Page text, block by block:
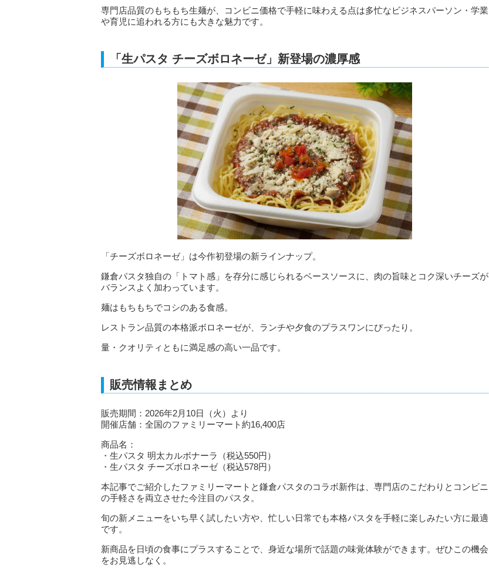
専門店品質のもちもち生麺が、コンビニ価格で手軽に味わえる点は多忙なビジネスパーソン・学業
や育児に追われる方にも大きな魅力です。
「生パスタ チーズボロネーゼ」新登場の濃厚感
「チーズボロネーゼ」は今作初登場の新ラインナップ。
鎌倉パスタ独自の「トマト感」を存分に感じられるベースソースに、肉の旨味とコク深いチーズが
バランスよく加わっています。
麺はもちもちでコシのある食感。
レストラン品質の本格派ボロネーゼが、ランチや夕食のプラスワンにぴったり。
量・クオリティともに満足感の高い一品です。
販売情報まとめ
販売期間：2026年2月10日（火）より
開催店舗：全国のファミリーマート約16,400店
商品名：
・生パスタ 明太カルボナーラ（税込550円）
・生パスタ チーズボロネーゼ（税込578円）
本記事でご紹介したファミリーマートと鎌倉パスタのコラボ新作は、専門店のこだわりとコンビニ
の手軽さを両立させた今注目のパスタ。
旬の新メニューをいち早く試したい方や、忙しい日常でも本格パスタを手軽に楽しみたい方に最適
です。
新商品を日頃の食事にプラスすることで、身近な場所で話題の味覚体験ができます。ぜひこの機会
をお見逃しなく。